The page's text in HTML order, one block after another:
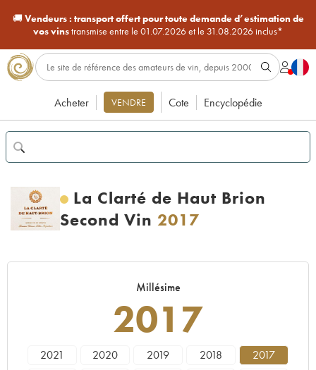
🚚Vendeurs : transport offert pour toute demande d’estimation de
vos vinstransmise entre le 01.07.2026 et le 31.08.2026 inclus*
Acheter VENDRE Cote Encyclopédie
La Clarté de Haut Brion
Second Vin 2017
Millésime
2017
2021 2020 2019 2018
2017